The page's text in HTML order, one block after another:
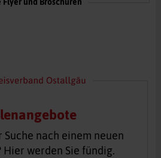
Flyer und Broschüren
Suche nach einem neuen
Hier werden Sie fündig.